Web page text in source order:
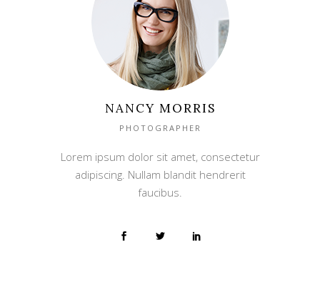
NANCY MORRIS
PHOTOGRAPHER
Lorem ipsum dolor sit amet, consectetur
adipiscing. Nullam blandit hendrerit
faucibus.